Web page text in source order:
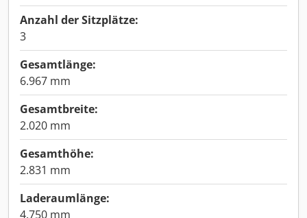
Anzahl der Sitzplätze:
3
Gesamtlänge:
6.967 mm
Gesamtbreite:
2.020 mm
Gesamthöhe:
2.831 mm
Laderaumlänge:
4.750 mm